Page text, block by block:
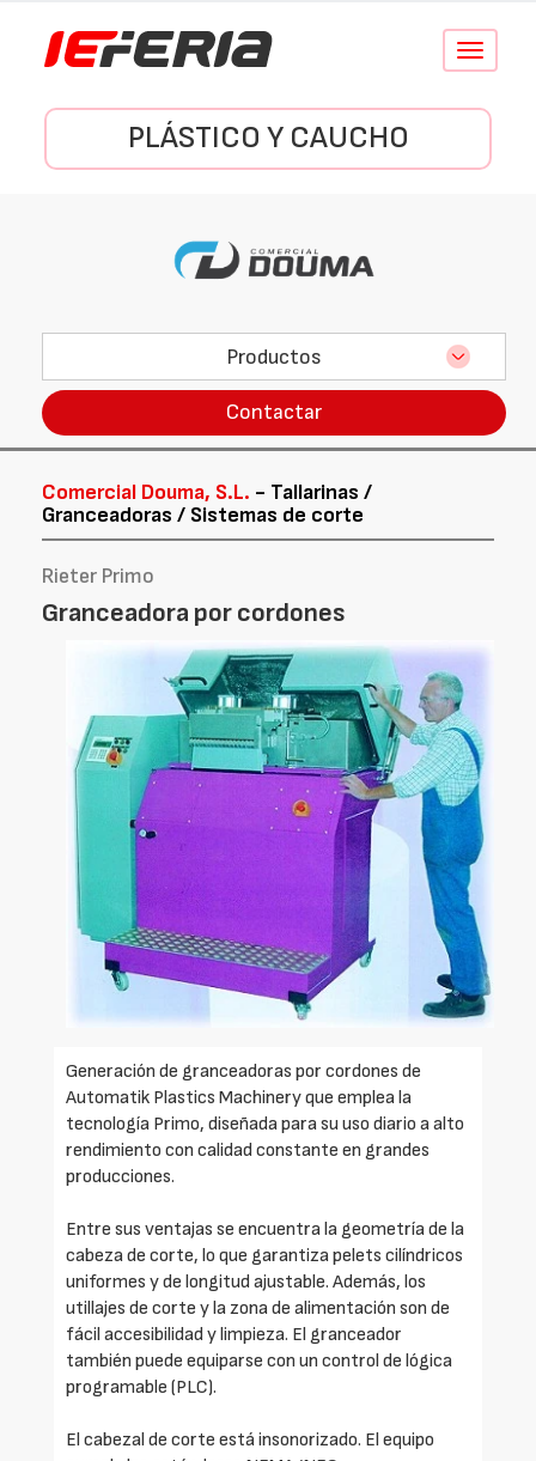
Conmutar
PLÁSTICO Y CAUCHO
Productos
Contactar
Comercial Douma, S.L. - Tallarinas /
Granceadoras / Sistemas de corte
Rieter Primo
Granceadora por cordones
Generación de granceadoras por cordones de
Automatik Plastics Machinery que emplea la
tecnología Primo, diseñada para su uso diario a alto
rendimiento con calidad constante en grandes
producciones.
Entre sus ventajas se encuentra la geometría de la
cabeza de corte, lo que garantiza pelets cilíndricos
uniformes y de longitud ajustable. Además, los
utillajes de corte y la zona de alimentación son de
fácil accesibilidad y limpieza. El granceador
también puede equiparse con un control de lógica
programable (PLC).
El cabezal de corte está insonorizado. El equipo